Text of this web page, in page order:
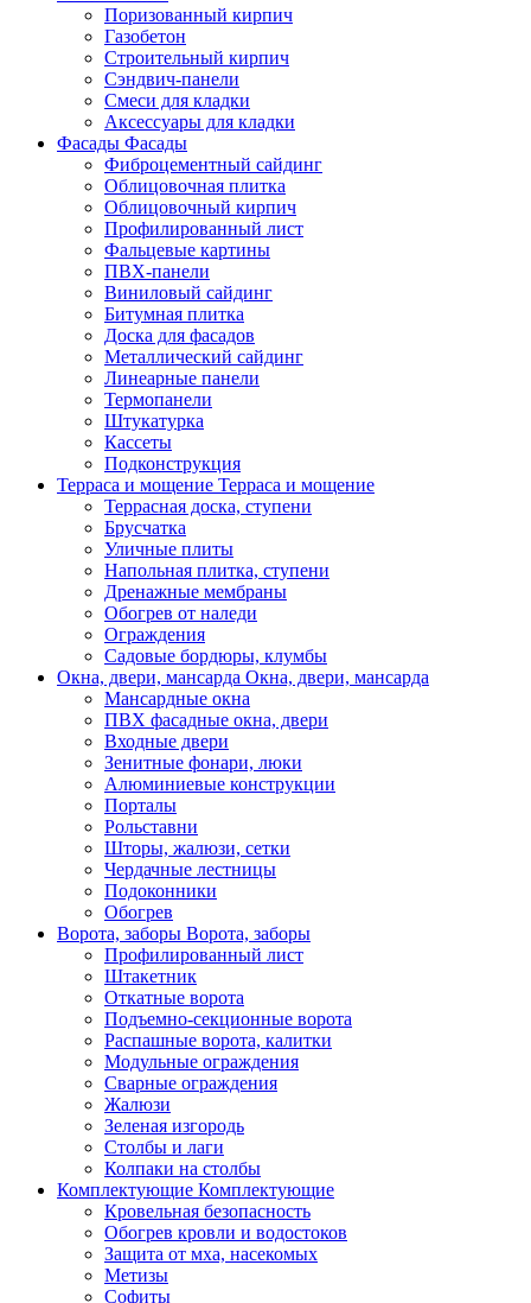
Поризованный кирпич
Газобетон
Строительный кирпич
Сэндвич-панели
Смеси для кладки
Аксессуары для кладки
Фасады Фасады
Фиброцементный сайдинг
Облицовочная плитка
Облицовочный кирпич
Профилированный лист
Фальцевые картины
ПВХ-панели
Виниловый сайдинг
Битумная плитка
Доска для фасадов
Металлический сайдинг
Линеарные панели
Термопанели
Штукатурка
Кассеты
Подконструкция
Терраса и мощение Терраса и мощение
Террасная доска, ступени
Брусчатка
Уличные плиты
Напольная плитка, ступени
Дренажные мембраны
Обогрев от наледи
Ограждения
Садовые бордюры, клумбы
Окна, двери, мансарда Окна, двери, мансарда
Мансардные окна
ПВХ фасадные окна, двери
Входные двери
Зенитные фонари, люки
Алюминиевые конструкции
Порталы
Рольставни
Шторы, жалюзи, сетки
Чердачные лестницы
Подоконники
Обогрев
Ворота, заборы Ворота, заборы
Профилированный лист
Штакетник
Откатные ворота
Подъемно-секционные ворота
Распашные ворота, калитки
Модульные ограждения
Сварные ограждения
Жалюзи
Зеленая изгородь
Столбы и лаги
Колпаки на столбы
Комплектующие Комплектующие
Кровельная безопасность
Обогрев кровли и водостоков
Защита от мха, насекомых
Метизы
Софиты